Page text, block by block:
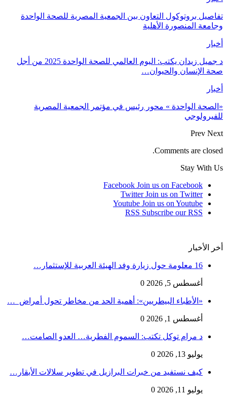
تفاصيل بروتوكول التعاون بين الجمعية المصرية للصحة الواحدة
وجامعة المنصورة الأهلية
أخبار
د جميل زيدان يكتب: اليوم العالمي للصحة الواحدة 2025 من أجل
صحة الإنسان والحيوان…
أخبار
«الصحة الواحدة » محور رئيس في مؤتمر الجمعية المصرية
للفيرولوجي
Prev Next
Comments are closed.
Stay With Us
Facebook Join us on Facebook
Twitter Join us on Twitter
Youtube Join us on Youtube
RSS Subscribe our RSS
أخر الأخبار
16 معلومة حول زيارة وفد الهيئة العربية للإستثمار…
أغسطس 5, 2026 0
«الأطباء البيطريين»: أهمية الحد من مخاطر تحول أمراض …
أغسطس 1, 2026 0
د مرام توكل تكتب: السموم الفطرية… العدو الصامت…
يوليو 13, 2026 0
كيف نستفيد من خبرات البرازيل في تطوير سلالات الأبقار…
يوليو 11, 2026 0